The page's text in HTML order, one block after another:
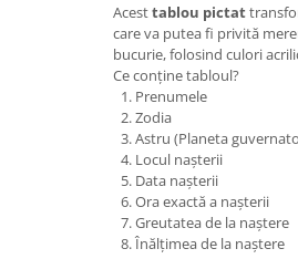
Acesttablou pictat
care va putea fi privită
bucurie, folosind culori
Ce conține tabloul?
Prenumele
Zodia
Astru (Planeta
Locul nașterii
Data nașterii
Ora exactă a nașterii
Greutatea de la naștere
Înălțimea de la naștere